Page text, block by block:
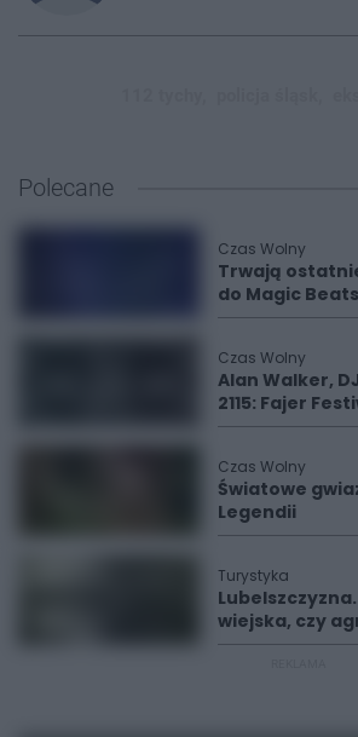
Polecane
Czas Wolny
Trwają
do Magic
Czas Wolny
Alan Walker,
2115: Fajer
Czas Wolny
Światowe
Legendii
Turystyka
wiejska, czy